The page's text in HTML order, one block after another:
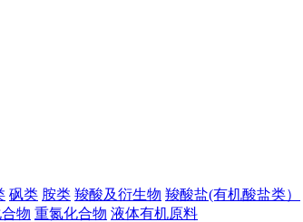
砜类 胺类 羧酸及衍生物 羧酸盐(有机酸盐类）
物 重氮化合物 液体有机原料